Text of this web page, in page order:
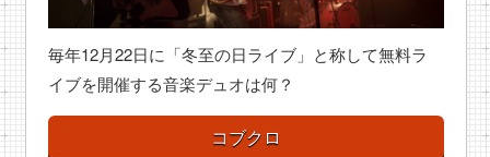
毎年12月22日に「冬至の日ライブ」と称して無料ラ
イブを開催する音楽デュオは何？
コブクロ